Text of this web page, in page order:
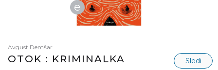
e
Avgust Demšar
OTOK : KRIMINALKA Sledi